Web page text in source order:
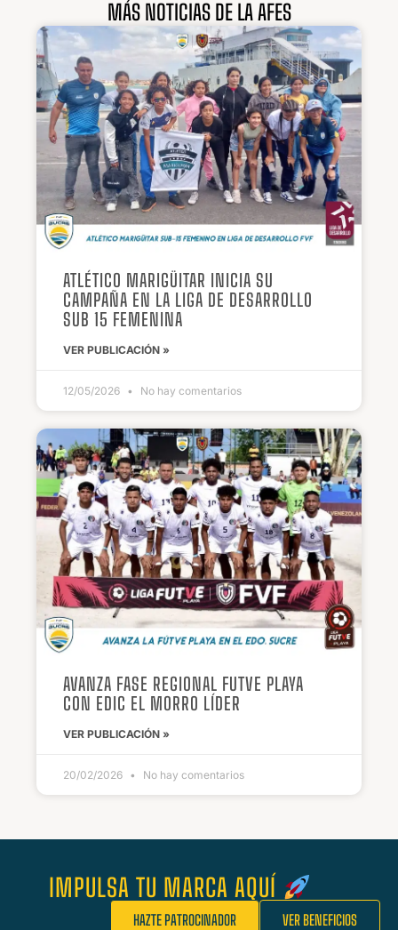
MÁS NOTICIAS DE LA AFES
ATLÉTICO MARIGÜITAR INICIA SU
CAMPAÑA EN LA LIGA DE DESARROLLO
SUB 15 FEMENINA
VER PUBLICACIÓN »
12/05/2026 No hay comentarios
AVANZA FASE REGIONAL FUTVE PLAYA
CON EDIC EL MORRO LÍDER
VER PUBLICACIÓN »
20/02/2026 No hay comentarios
IMPULSA TU MARCA AQUÍ
VER BENEFICIOS
HAZTE PATROCINADOR